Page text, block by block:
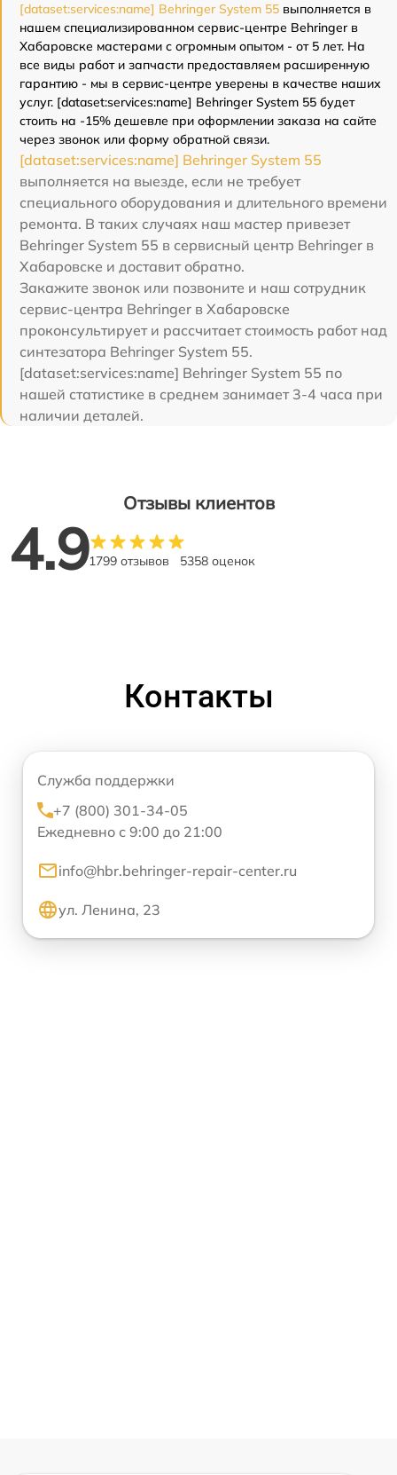
[dataset:services:name] Behringer System 55 выполняется в
нашем специализированном сервис-центре Behringer в
Хабаровске мастерами с огромным опытом - от 5 лет. На
все виды работ и запчасти предоставляем расширенную
гарантию - мы в сервис-центре уверены в качестве наших
услуг. [dataset:services:name] Behringer System 55 будет
стоить на -15% дешевле при оформлении заказа на сайте
через звонок или форму обратной связи.
[dataset:services:name] Behringer System 55
выполняется на выезде, если не требует
специального оборудования и длительного времени
ремонта. В таких случаях наш мастер привезет
Behringer System 55 в сервисный центр Behringer в
Хабаровске и доставит обратно.
Закажите звонок или позвоните и наш сотрудник
сервис-центра Behringer в Хабаровске
проконсультирует и рассчитает стоимость работ над
синтезатора Behringer System 55.
[dataset:services:name] Behringer System 55 по
нашей статистике в среднем занимает 3-4 часа при
наличии деталей.
Отзывы клиентов
4.91799 отзывов 5358 оценок
Контакты
Служба поддержки
+7 (800) 301-34-05
Ежедневно с 9:00 до 21:00
info@hbr.behringer-repair-center.ru
ул. Ленина, 23